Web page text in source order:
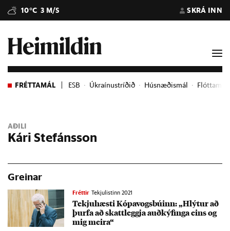
10°C 3 M/S SKRÁ INN
FRÉTTAMÁL ESB Úkraínustríðið Húsnæðismál
AÐILI
Kári Stefánsson
Greinar
Fréttir Tekjulistinn 2021
Tekju­hæsti Kópa­vogs­bú­inn: „Hlýt­ur að
þurfa að skatt­leggja auð­kýf­inga eins og
mig meira“